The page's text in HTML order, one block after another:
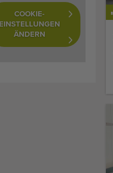
COOKIE-
EINSTELLUNGEN
ÄNDERN